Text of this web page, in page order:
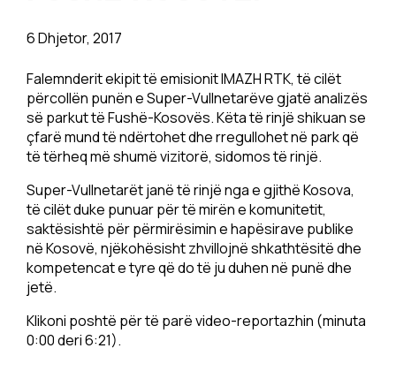
6 Dhjetor, 2017
Falemnderit ekipit të emisionit IMAZH RTK, të cilët
përcollën punën e Super-Vullnetarëve gjatë analizës
së parkut të Fushë-Kosovës. Këta të rinjë shikuan se
çfarë mund të ndërtohet dhe rregullohet në park që
të tërheq më shumë vizitorë, sidomos të rinjë.
Super-Vullnetarët janë të rinjë nga e gjithë Kosova,
të cilët duke punuar për të mirën e komunitetit,
saktësishtë për përmirësimin e hapësirave publike
në Kosovë, njëkohësisht zhvillojnë shkathtësitë dhe
kompetencat e tyre që do të ju duhen në punë dhe
jetë.
Klikoni poshtë për të parë video-reportazhin (minuta
0:00 deri 6:21).